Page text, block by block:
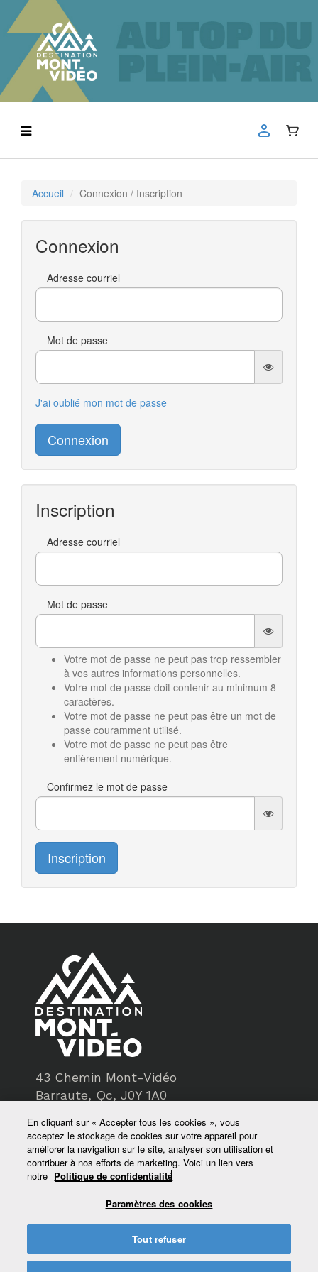
Accueil Connexion / Inscription
Connexion
Adresse courriel
Mot de passe
J'ai oublié mon mot de passe
Connexion
Inscription
Adresse courriel
Mot de passe
Votre mot de passe ne peut pas trop ressembler
à vos autres informations personnelles.
Votre mot de passe doit contenir au minimum 8
caractères.
Votre mot de passe ne peut pas être un mot de
passe couramment utilisé.
Votre mot de passe ne peut pas être
entièrement numérique.
Confirmez le mot de passe
Inscription
43 Chemin Mont-Vidéo
Barraute, Qc, J0Y 1A0
819-734-3193
service@montvideo.ca
En cliquant sur « Accepter tous les cookies », vous
acceptez le stockage de cookies sur votre appareil pour
améliorer la navigation sur le site, analyser son utilisation et
contribuer à nos efforts de marketing. Voici un lien vers
notre Politique de confidentialité
Paramètres des cookies
Tout refuser